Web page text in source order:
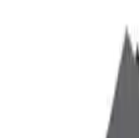
Giriş/Çıkış Portları ve
Cihazda 4 adet USB 3.0 ve 3 adet
ve VGA çıkışları sayesinde çift
açısından HDMI çıkışında
1920×1080'e kadar görüntü
özellikle çoklu monitör